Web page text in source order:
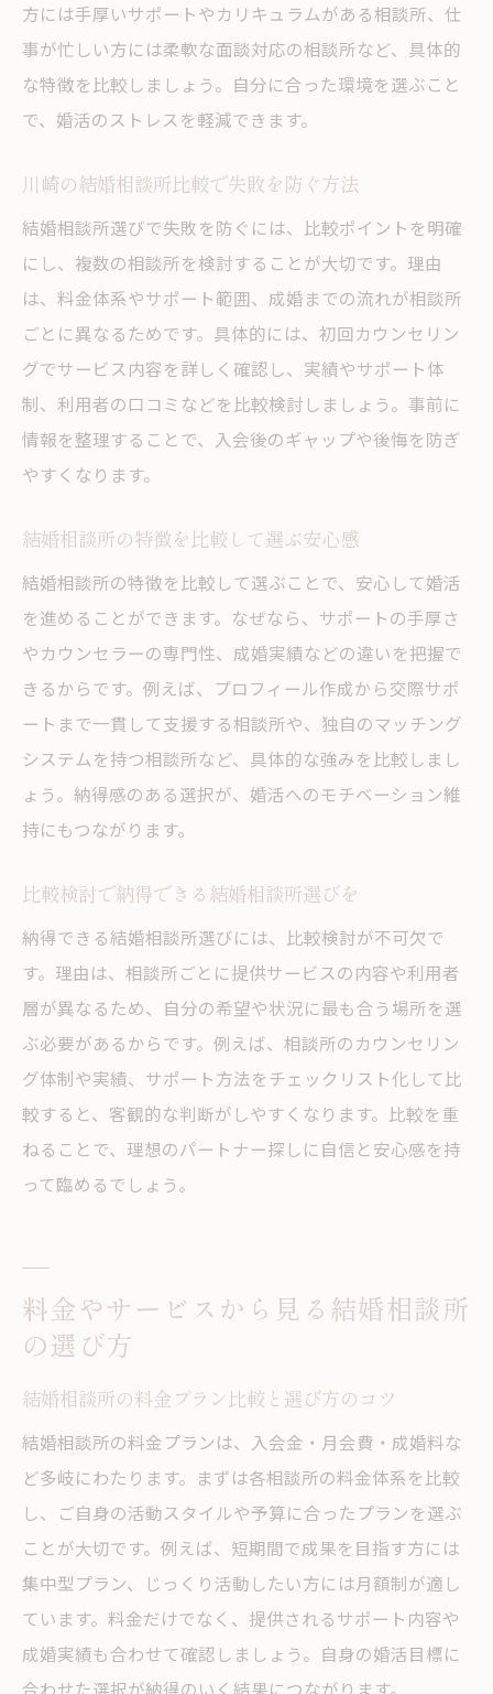
方には手厚いサポートやカリキュラムがある相談所、仕
事が忙しい方には柔軟な面談対応の相談所など、具体的
な特徴を比較しましょう。自分に合った環境を選ぶこと
で、婚活のストレスを軽減できます。
川崎の結婚相談所比較で失敗を防ぐ方法
結婚相談所選びで失敗を防ぐには、比較ポイントを明確
にし、複数の相談所を検討することが大切です。理由
は、料金体系やサポート範囲、成婚までの流れが相談所
ごとに異なるためです。具体的には、初回カウンセリン
グでサービス内容を詳しく確認し、実績やサポート体
制、利用者の口コミなどを比較検討しましょう。事前に
情報を整理することで、入会後のギャップや後悔を防ぎ
やすくなります。
結婚相談所の特徴を比較して選ぶ安心感
結婚相談所の特徴を比較して選ぶことで、安心して婚活
を進めることができます。なぜなら、サポートの手厚さ
やカウンセラーの専門性、成婚実績などの違いを把握で
きるからです。例えば、プロフィール作成から交際サポ
ートまで一貫して支援する相談所や、独自のマッチング
システムを持つ相談所など、具体的な強みを比較しまし
ょう。納得感のある選択が、婚活へのモチベーション維
持にもつながります。
比較検討で納得できる結婚相談所選びを
納得できる結婚相談所選びには、比較検討が不可欠で
す。理由は、相談所ごとに提供サービスの内容や利用者
層が異なるため、自分の希望や状況に最も合う場所を選
ぶ必要があるからです。例えば、相談所のカウンセリン
グ体制や実績、サポート方法をチェックリスト化して比
較すると、客観的な判断がしやすくなります。比較を重
ねることで、理想のパートナー探しに自信と安心感を持
って臨めるでしょう。
料金やサービスから見る結婚相談所
の選び方
結婚相談所の料金プラン比較と選び方のコツ
結婚相談所の料金プランは、入会金・月会費・成婚料な
ど多岐にわたります。まずは各相談所の料金体系を比較
し、ご自身の活動スタイルや予算に合ったプランを選ぶ
ことが大切です。例えば、短期間で成果を目指す方には
集中型プラン、じっくり活動したい方には月額制が適し
ています。料金だけでなく、提供されるサポート内容や
成婚実績も合わせて確認しましょう。自身の婚活目標に
合わせた選択が納得のいく結果につながります。